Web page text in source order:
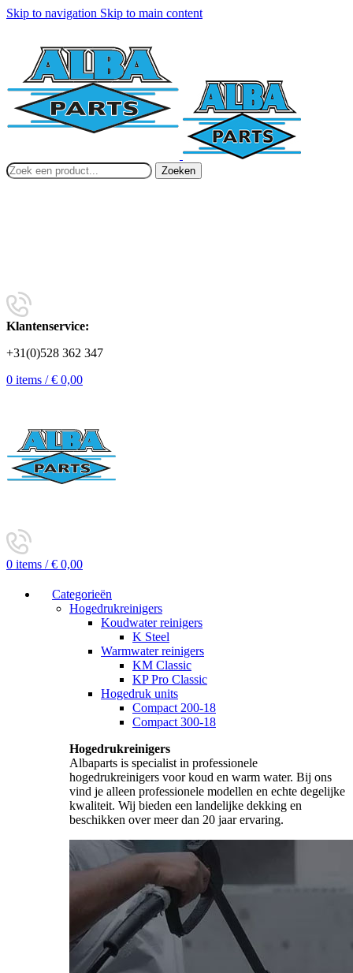
Skip to navigation Skip to main content
Zoeken
Klantenservice:
+31(0)528 362 347
0 items / € 0,00
0 items / € 0,00
Categorieën
Hogedrukreinigers
Koudwater reinigers
K Steel
Warmwater reinigers
KM Classic
KP Pro Classic
Hogedruk units
Compact 200-18
Compact 300-18
Hogedrukreinigers
Albaparts is specialist in professionele
hogedrukreinigers voor koud en warm water. Bij ons
vind je alleen professionele modellen en echte degelijke
kwaliteit. Wij bieden een landelijke dekking en
beschikken over meer dan 20 jaar ervaring.